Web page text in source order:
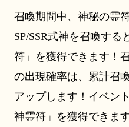
召喚期間中、神秘の霊
SP/SSR式神を召喚す
符」を獲得できます！
の出現確率は、累計召
アップします！イベン
神霊符」を獲得できます